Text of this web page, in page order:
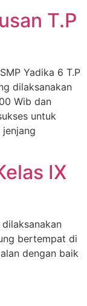
T.P
Yadika 6 T.P
dilaksanakan
Wib dan
untuk
IX
bertempat di
dengan baik